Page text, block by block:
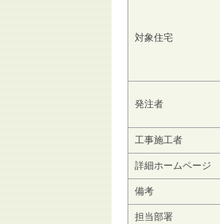
対象住宅
発注者
工事施工者
詳細ホームページ
備考
担当部署